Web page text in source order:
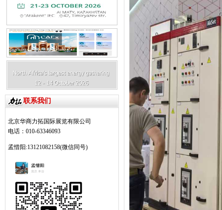
联系我们
北京华商力拓国际展览有限公司
电话：010-63346093
孟惜阳:13121082158(微信同号)